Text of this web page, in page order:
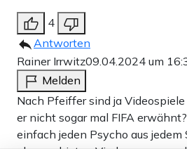
4
Antworten
Rainer Irrwitz09.04.2024 um
Melden
Nach Pfeiffer sind ja
er nicht sogar mal FIFA
einfach jeden Psycho aus jedem